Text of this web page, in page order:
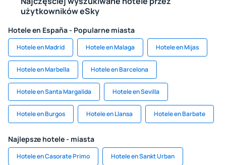
użytkowników eSky
Hotele en España - Popularne miasta
Hotele en Madrid Hotele en Malaga Hotele en Mijas
Hotele en Marbella Hotele en Barcelona
Hotele en Santa Margalida Hotele en Sevilla
Hotele en Burgos Hotele en Llansa Hotele en Barbate
Najlepsze hotele - miasta
Hotele en Casorate Primo Hotele en Sankt Urban